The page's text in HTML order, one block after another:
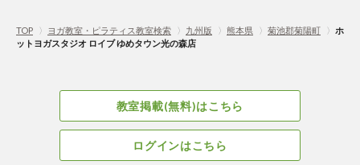
TOP 〉 ヨガ教室・ピラティス教室検索 〉 九州版 〉 熊本県 〉 菊池郡菊陽町 〉 ホ
ットヨガスタジオ ロイブ ゆめタウン光の森店
教室掲載(無料)はこちら
ログインはこちら